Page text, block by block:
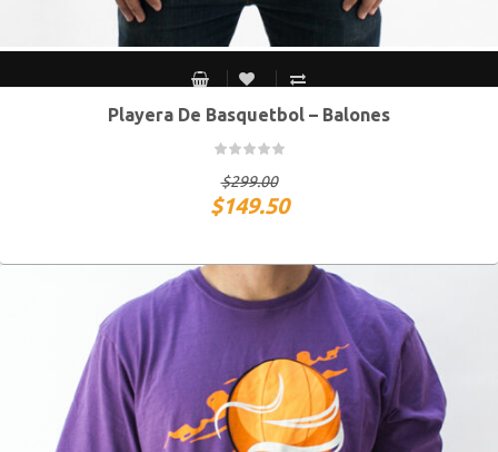
S MEX / XS USA M MEX / S USA G MEX / M USA XG MEX / G USA
Playera De Basquetbol – Balones
$299.00
$149.50